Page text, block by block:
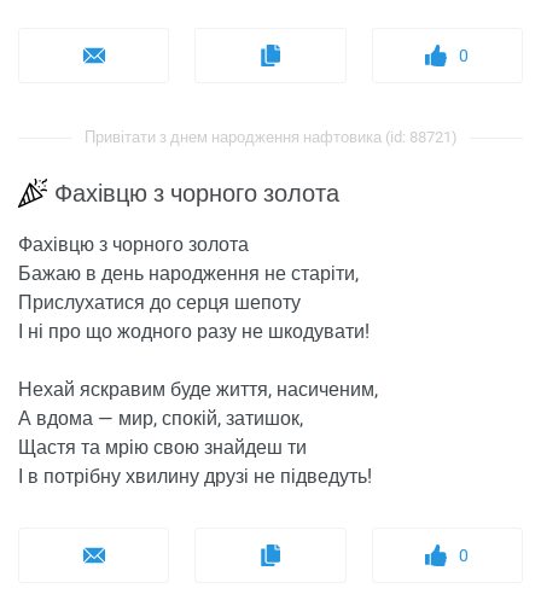
0
Привітати з днем ​​народження нафтовика (id: 88721)
Фахівцю з чорного золота
Фахівцю з чорного золота
Бажаю в день народження не старіти,
Прислухатися до серця шепоту
І ні про що жодного разу не шкодувати!
Нехай яскравим буде життя, насиченим,
А вдома — мир, спокій, затишок,
Щастя та мрію свою знайдеш ти
І в потрібну хвилину друзі не підведуть!
0